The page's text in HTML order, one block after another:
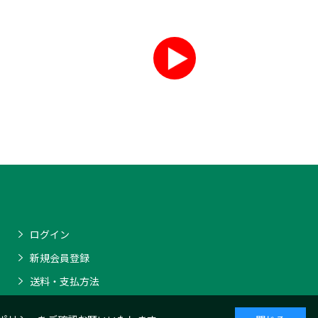
ログイン
新規会員登録
送料・支払方法